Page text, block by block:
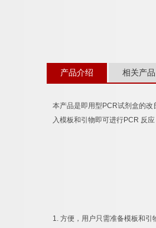
产品介绍 相关产品
本产品是即用型 PCR试剂盒的改
入模板和引物即可进行PCR 反
1. 方便，用户只需准备模板和引